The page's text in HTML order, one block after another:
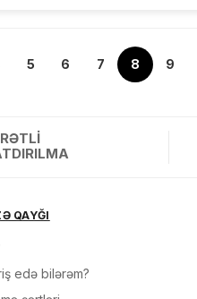
5 6 7 8 9
QAYĞI
edə bilərəm?